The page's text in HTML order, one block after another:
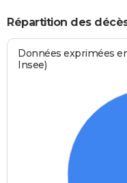
Répartition des
Données exprimées
Insee)